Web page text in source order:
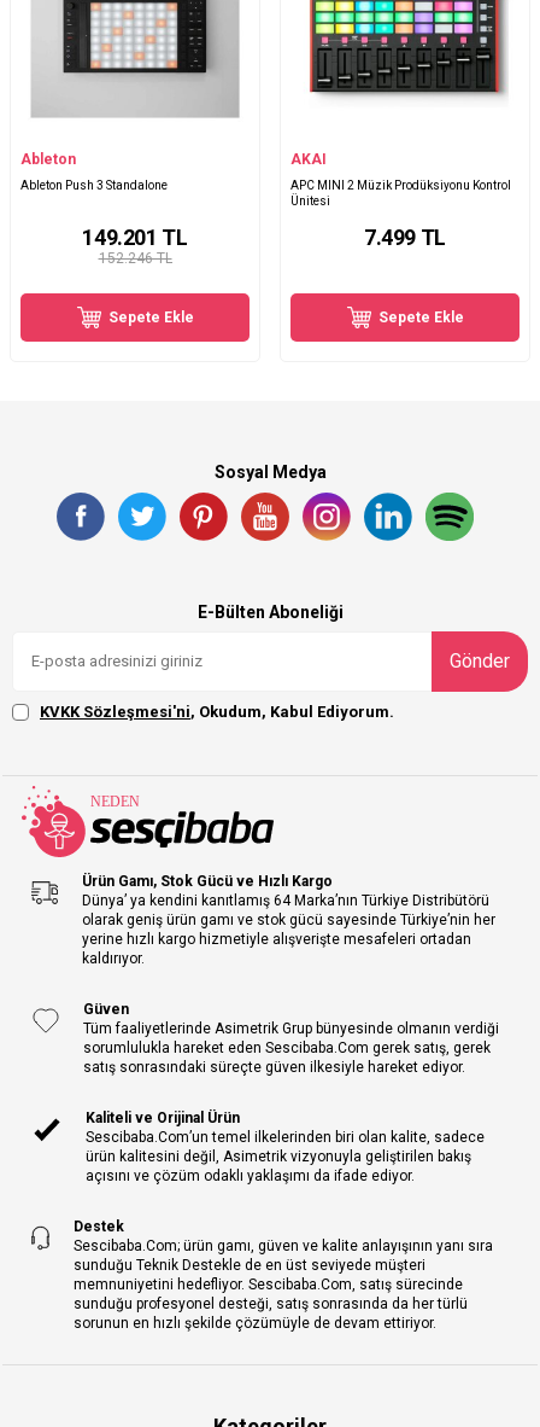
Ableton
Ableton Push 3 Standalone
152.246 TL
149.201 TL
Sepete Ekle
AKAI
APC MINI 2 Müzik Prodüksiyonu Kontrol
Ünitesi
7.499 TL
Sepete Ekle
Sosyal Medya
E-Bülten Aboneliği
Gönder
KVKK Sözleşmesi'ni, Okudum, Kabul Ediyorum.
Ürün Gamı, Stok Gücü ve Hızlı Kargo
Dünya’ ya kendini kanıtlamış 64 Marka’nın Türkiye Distribütörü
olarak geniş ürün gamı ve stok gücü sayesinde Türkiye’nin her
yerine hızlı kargo hizmetiyle alışverişte mesafeleri ortadan
kaldırıyor.
Güven
Tüm faaliyetlerinde Asimetrik Grup bünyesinde olmanın verdiği
sorumlulukla hareket eden Sescibaba.Com gerek satış, gerek
satış sonrasındaki süreçte güven ilkesiyle hareket ediyor.
Kaliteli ve Orijinal Ürün
Sescibaba.Com’un temel ilkelerinden biri olan kalite, sadece
ürün kalitesini değil, Asimetrik vizyonuyla geliştirilen bakış
açısını ve çözüm odaklı yaklaşımı da ifade ediyor.
Destek
Sescibaba.Com; ürün gamı, güven ve kalite anlayışının yanı sıra
sunduğu Teknik Destekle de en üst seviyede müşteri
memnuniyetini hedefliyor. Sescibaba.Com, satış sürecinde
sunduğu profesyonel desteği, satış sonrasında da her türlü
sorunun en hızlı şekilde çözümüyle de devam ettiriyor.